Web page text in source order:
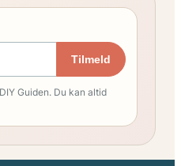
Tilmeld
Guiden. Du kan altid